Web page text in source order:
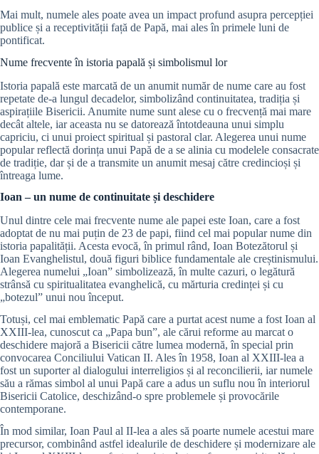
Mai mult, numele ales poate avea un impact profund asupra percepției
publice și a receptivității față de Papă, mai ales în primele luni de
pontificat.
Nume frecvente în istoria papală și simbolismul lor
Istoria papală este marcată de un anumit număr de nume care au fost
repetate de-a lungul decadelor, simbolizând continuitatea, tradiția și
aspirațiile Bisericii. Anumite nume sunt alese cu o frecvență mai mare
decât altele, iar aceasta nu se datorează întotdeauna unui simplu
capriciu, ci unui proiect spiritual și pastoral clar. Alegerea unui nume
popular reflectă dorința unui Papă de a se alinia cu modelele consacrate
de tradiție, dar și de a transmite un anumit mesaj către credincioși și
întreaga lume.
Ioan – un nume de continuitate și deschidere
Unul dintre cele mai frecvente nume ale papei este Ioan, care a fost
adoptat de nu mai puțin de 23 de papi, fiind cel mai popular nume din
istoria papalității. Acesta evocă, în primul rând, Ioan Botezătorul și
Ioan Evanghelistul, două figuri biblice fundamentale ale creștinismului.
Alegerea numelui „Ioan” simbolizează, în multe cazuri, o legătură
strânsă cu spiritualitatea evanghelică, cu mărturia credinței și cu
„botezul” unui nou început.
Totuși, cel mai emblematic Papă care a purtat acest nume a fost Ioan al
XXIII-lea, cunoscut ca „Papa bun”, ale cărui reforme au marcat o
deschidere majoră a Bisericii către lumea modernă, în special prin
convocarea Conciliului Vatican II. Ales în 1958, Ioan al XXIII-lea a
fost un suporter al dialogului interreligios și al reconcilierii, iar numele
său a rămas simbol al unui Papă care a adus un suflu nou în interiorul
Bisericii Catolice, deschizând-o spre problemele și provocările
contemporane.
În mod similar, Ioan Paul al II-lea a ales să poarte numele acestui mare
precursor, combinând astfel idealurile de deschidere și modernizare ale